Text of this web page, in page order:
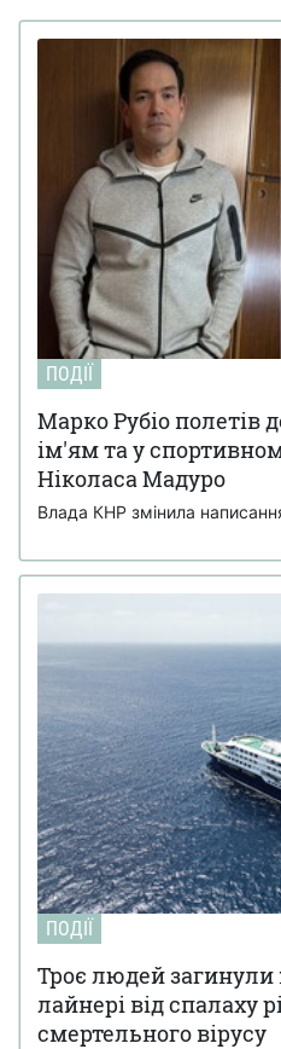
ПОДІЇ
Марко Рубіо полетів
ім'ям та у
Ніколаса Мадуро
Влада КНР змінила
ПОДІЇ
Троє людей загинули
лайнері від спалаху
смертельного вірусу